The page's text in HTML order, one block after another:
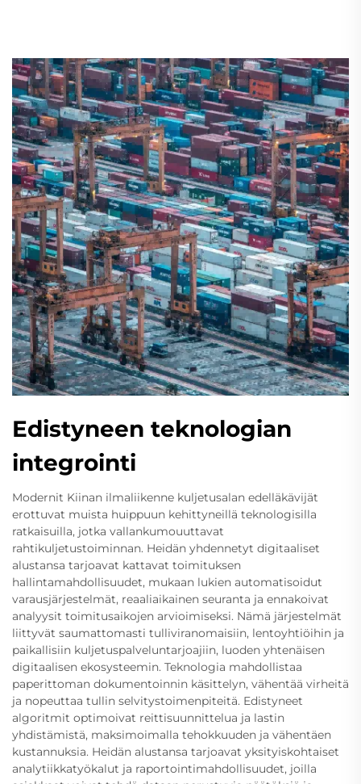
Edistyneen teknologian
integrointi
Modernit Kiinan ilmaliikenne kuljetusalan edelläkävijät
erottuvat muista huippuun kehittyneillä teknologisilla
ratkaisuilla, jotka vallankumouuttavat
rahtikuljetustoiminnan. Heidän yhdennetyt digitaaliset
alustansa tarjoavat kattavat toimituksen
hallintamahdollisuudet, mukaan lukien automatisoidut
varausjärjestelmät, reaaliaikainen seuranta ja ennakoivat
analyysit toimitusaikojen arvioimiseksi. Nämä järjestelmät
liittyvät saumattomasti tulliviranomaisiin, lentoyhtiöihin ja
paikallisiin kuljetuspalveluntarjoajiin, luoden yhtenäisen
digitaalisen ekosysteemin. Teknologia mahdollistaa
paperittoman dokumentoinnin käsittelyn, vähentää virheitä
ja nopeuttaa tullin selvitystoimenpiteitä. Edistyneet
algoritmit optimoivat reittisuunnittelua ja lastin
yhdistämistä, maksimoimalla tehokkuuden ja vähentäen
kustannuksia. Heidän alustansa tarjoavat yksityiskohtaiset
analytiikkatyökalut ja raportointimahdollisuudet, joilla